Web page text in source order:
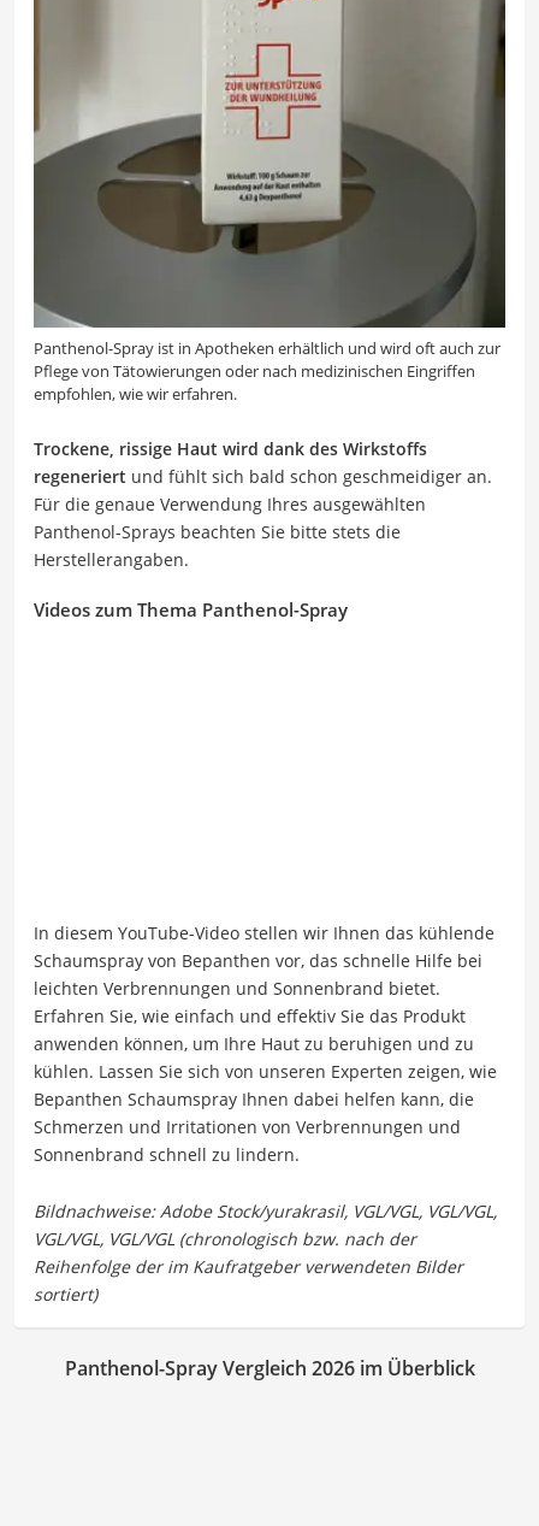
Panthenol-Spray ist in Apotheken erhältlich und wird oft auch zur
Pflege von Tätowierungen oder nach medizinischen Eingriffen
empfohlen, wie wir erfahren.
Trockene, rissige Haut wird dank des Wirkstoffs
regeneriert und fühlt sich bald schon geschmeidiger an.
Für die genaue Verwendung Ihres ausgewählten
Panthenol-Sprays beachten Sie bitte stets die
Herstellerangaben.
Videos zum Thema Panthenol-Spray
In diesem YouTube-Video stellen wir Ihnen das kühlende
Schaumspray von Bepanthen vor, das schnelle Hilfe bei
leichten Verbrennungen und Sonnenbrand bietet.
Erfahren Sie, wie einfach und effektiv Sie das Produkt
anwenden können, um Ihre Haut zu beruhigen und zu
kühlen. Lassen Sie sich von unseren Experten zeigen, wie
Bepanthen Schaumspray Ihnen dabei helfen kann, die
Schmerzen und Irritationen von Verbrennungen und
Sonnenbrand schnell zu lindern.
Panthenol-Spray Vergleich 2026 im Überblick